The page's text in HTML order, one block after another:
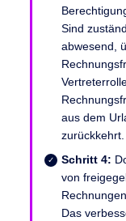
Sind
abwesend,
aus dem
zurückkehrt.
Schritt 4:
von
Das